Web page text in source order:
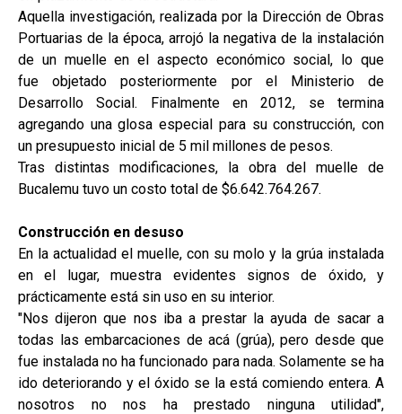
Aquella investigación, realizada por la Dirección de Obras
Portuarias de la época, arrojó la negativa de la instalación
de un muelle en el aspecto económico social, lo que
fue objetado posteriormente por el Ministerio de
Desarrollo Social. Finalmente en 2012, se termina
agregando una glosa especial para su construcción, con
un presupuesto inicial de 5 mil millones de pesos.
Tras distintas modificaciones, la obra del muelle de
Bucalemu tuvo un costo total de $6.642.764.267.
Construcción en desuso
En la actualidad el muelle, con su molo y la grúa instalada
en el lugar, muestra evidentes signos de óxido, y
prácticamente está sin uso en su interior.
"Nos dijeron que nos iba a prestar la ayuda de sacar a
todas las embarcaciones de acá (grúa), pero desde que
fue instalada no ha funcionado para nada. Solamente se ha
ido deteriorando y el óxido se la está comiendo entera. A
nosotros no nos ha prestado ninguna utilidad",